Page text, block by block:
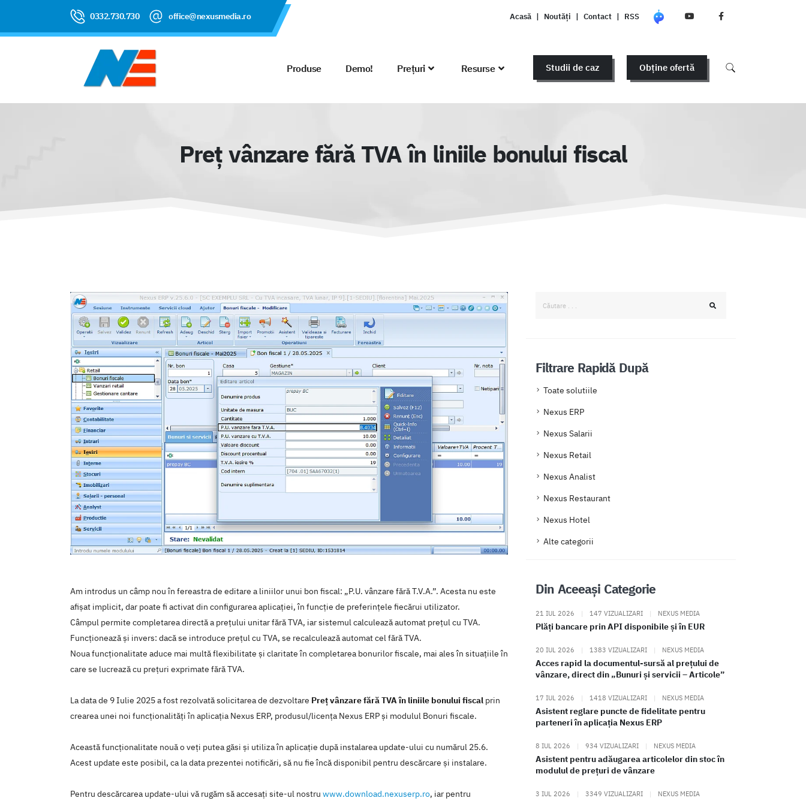
0332.730.730 office@nexusmedia.ro Acasă | Noutăți | Contact | RSS
Produse Demo! Prețuri Resurse Studii de caz Obține ofertă
Preț vânzare fără TVA în liniile bonului fiscal
Am introdus un câmp nou în fereastra de editare a liniilor unui bon fiscal: „P.U. vânzare fără T.V.A.”. Acesta nu este
afișat implicit, dar poate fi activat din configurarea aplicației, în funcție de preferințele fiecărui utilizator.
Câmpul permite completarea directă a prețului unitar fără TVA, iar sistemul calculează automat prețul cu TVA.
Funcționează și invers: dacă se introduce prețul cu TVA, se recalculează automat cel fără TVA.
Noua funcționalitate aduce mai multă flexibilitate și claritate în completarea bonurilor fiscale, mai ales în situațiile în
care se lucrează cu prețuri exprimate fără TVA.
La data de 9 Iulie 2025 a fost rezolvată solicitarea de dezvoltare Preț vânzare fără TVA în liniile bonului fiscal prin
crearea unei noi funcţionalităţi în aplicaţia Nexus ERP, produsul/licenţa Nexus ERP şi modulul Bonuri fiscale.
Această funcţionalitate nouă o veţi putea găsi şi utiliza în aplicaţie după instalarea update-ului cu numărul 25.6.
Acest update este posibil, ca la data prezentei notificări, să nu fie încă disponibil pentru descărcare şi instalare.
Pentru descărcarea update-ului vă rugăm să accesaţi site-ul nostru www.download.nexuserp.ro, iar pentru
Filtrare Rapidă După
Toate solutiile
Nexus ERP
Nexus Salarii
Nexus Retail
Nexus Analist
Nexus Restaurant
Nexus Hotel
Alte categorii
Din Aceeași Categorie
21 IUL 2026 | 147 VIZUALIZARI | NEXUS MEDIA
Plăți bancare prin API disponibile și în EUR
20 IUL 2026 | 1383 VIZUALIZARI | NEXUS MEDIA
Acces rapid la documentul-sursă al prețului de
vânzare, direct din „Bunuri și servicii – Articole”
17 IUL 2026 | 1418 VIZUALIZARI | NEXUS MEDIA
Asistent reglare puncte de fidelitate pentru
parteneri în aplicația Nexus ERP
8 IUL 2026 | 934 VIZUALIZARI | NEXUS MEDIA
Asistent pentru adăugarea articolelor din stoc în
modulul de prețuri de vânzare
3 IUL 2026 | 3349 VIZUALIZARI | NEXUS MEDIA